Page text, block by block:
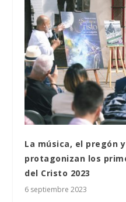
La música, el pregón
protagonizan los
del Cristo 2023
6 septiembre 2023